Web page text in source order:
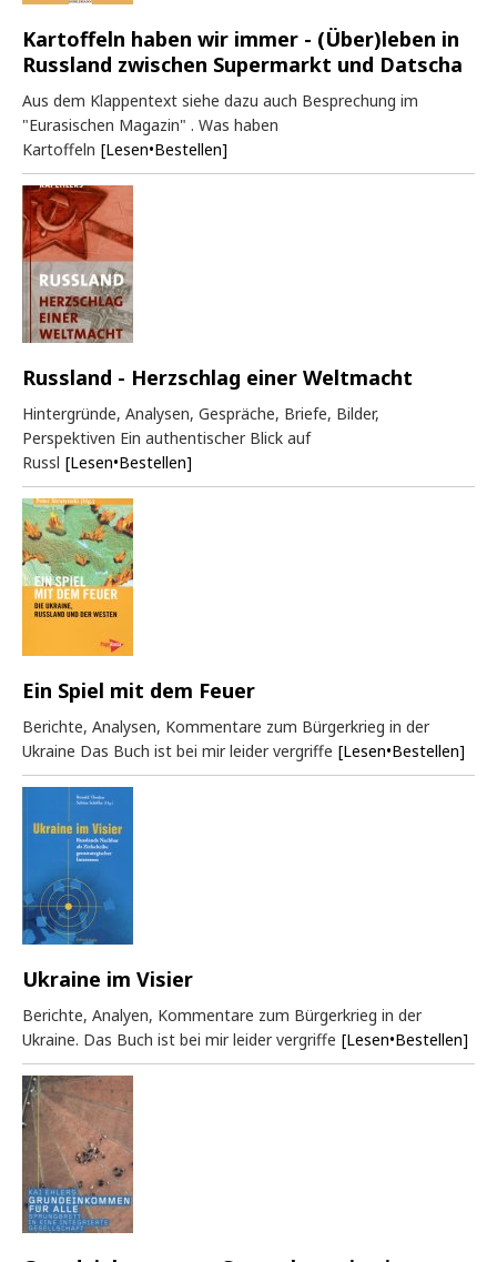
Kartoffeln haben wir immer - (Über)leben in
Russland zwischen Supermarkt und Datscha
Aus dem Klappentext siehe dazu auch Besprechung im
"Eurasischen Magazin" . Was haben
Kartoffeln [Lesen•Bestellen]
Russland - Herzschlag einer Weltmacht
Hintergründe, Analysen, Gespräche, Briefe, Bilder,
Perspektiven Ein authentischer Blick auf
Russl [Lesen•Bestellen]
Ein Spiel mit dem Feuer
Berichte, Analysen, Kommentare zum Bürgerkrieg in der
Ukraine Das Buch ist bei mir leider vergriffe [Lesen•Bestellen]
Ukraine im Visier
Berichte, Analyen, Kommentare zum Bürgerkrieg in der
Ukraine. Das Buch ist bei mir leider vergriffe [Lesen•Bestellen]